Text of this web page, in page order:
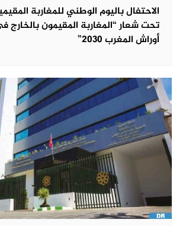
الاحتفال باليوم الوطني للمغاربة
تحت شعار “المغاربة المقيمون
أوراش المغرب 2030”